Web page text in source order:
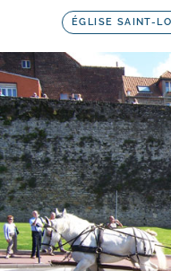
ÉGLISE SAINT-